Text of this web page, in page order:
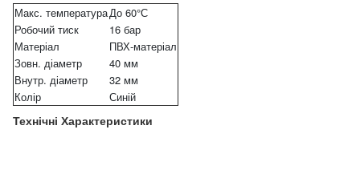
Технічні Характеристики
Макс. температураДо 60°С
Робочий тиск
16 бар
Матеріал
ПВХ-матеріал
Зовн. діаметр
40 мм
Внутр. діаметр
32 мм
Колір
Синій